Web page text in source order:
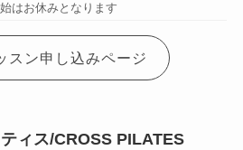
はお休みとなります
スン申し込みページ
ィス/CROSS PILATES